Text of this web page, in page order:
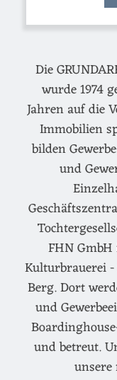
Die
wurde 1974
Jahren auf die
Immobilien
bilden
und
FHN
Kulturbrauerei
Berg. Dort
und
und betreut.